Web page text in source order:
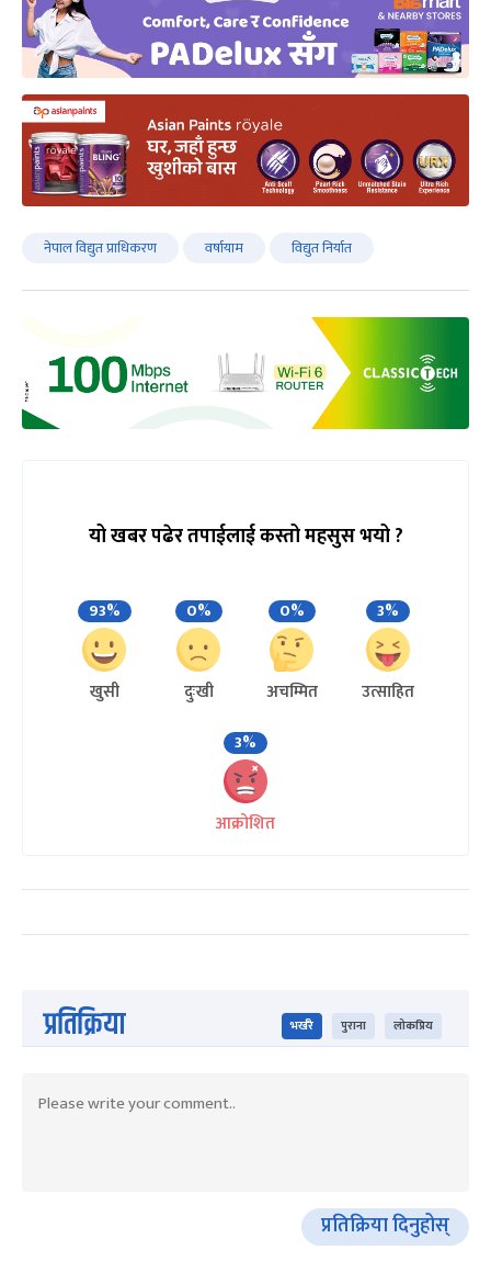
नेपाल विद्युत प्राधिकरण वर्षायाम विद्युत निर्यात
यो खबर पढेर तपाईलाई कस्तो महसुस भयो ?
93%
खुसी
0%
दुःखी
0%
अचम्मित
3%
उत्साहित
3%
आक्रोशित
प्रतिक्रिया भर्खरै पुराना लोकप्रिय
प्रतिक्रिया दिनुहोस्